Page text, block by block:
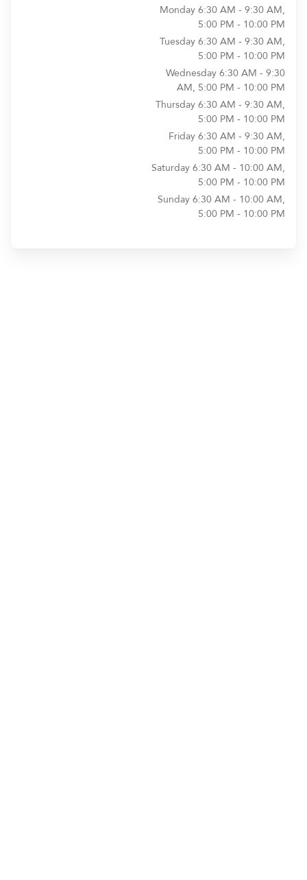
Monday6:30 AM - 9:30 AM,
5:00 PM - 10:00 PM
Tuesday6:30 AM - 9:30 AM,
5:00 PM - 10:00 PM
Wednesday6:30 AM - 9:30
AM, 5:00 PM - 10:00 PM
Thursday6:30 AM - 9:30 AM,
5:00 PM - 10:00 PM
Friday6:30 AM - 9:30 AM,
5:00 PM - 10:00 PM
Saturday6:30 AM - 10:00 AM,
5:00 PM - 10:00 PM
Sunday6:30 AM - 10:00 AM,
5:00 PM - 10:00 PM